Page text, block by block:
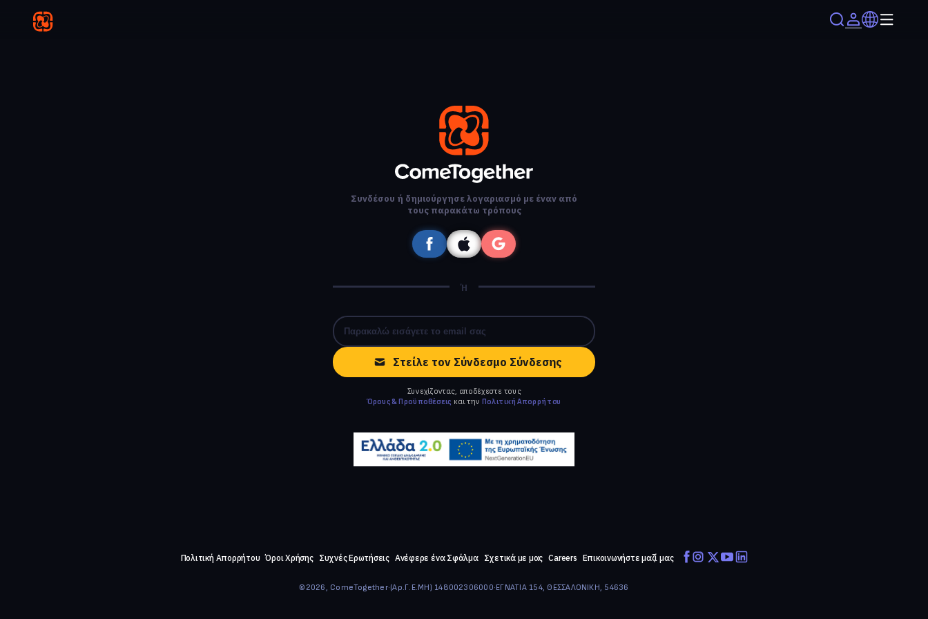
Συνδέσου ή δημιούργησε λογαριασμό με έναν από
τους παρακάτω τρόπους
Ή
Στείλε τον Σύνδεσμο Σύνδεσης
Συνεχίζοντας, αποδέχεστε τους
Όρους & Προϋποθέσεις και την Πολιτική Απορρήτου
Πολιτική Απορρήτου Όροι Χρήσης Συχνές Ερωτήσεις Ανέφερε ένα Σφάλμα Σχετικά με μας Careers Επικοινωνήστε μαζί μας
©2026, ComeTogether·(Αρ.Γ.Ε.ΜΗ) 148002306000·ΕΓΝΑΤΙΑ 154, ΘΕΣΣΑΛΟΝΙΚΗ, 54636